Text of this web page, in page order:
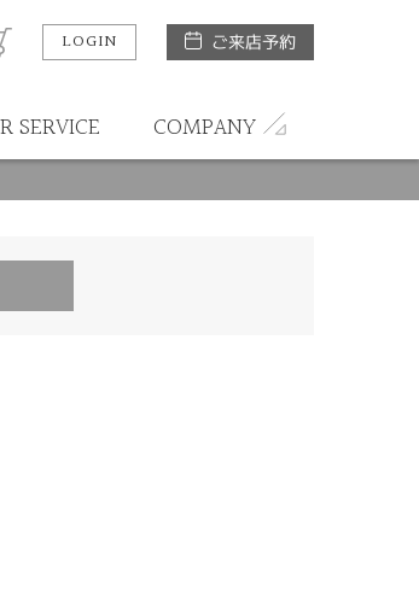
LOGIN ご来店予約
SERVICE COMPANY